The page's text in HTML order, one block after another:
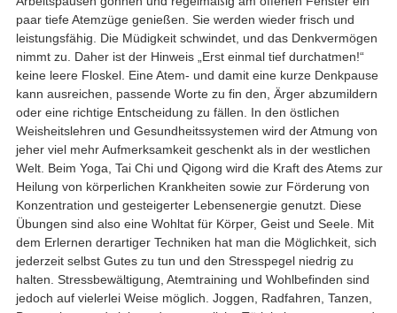
paar tiefe Atemzüge genießen. Sie werden wieder frisch und
leistungsfähig. Die Müdigkeit schwindet, und das Denkvermögen
nimmt zu. Daher ist der Hinweis „Erst einmal tief durchatmen!“
keine leere Floskel. Eine Atem- und damit eine kurze Denkpause
kann ausreichen, passende Worte zu fin den, Ärger abzumildern
oder eine richtige Entscheidung zu fällen. In den östlichen
Weisheitslehren und Gesundheitssystemen wird der Atmung von
jeher viel mehr Aufmerksamkeit geschenkt als in der westlichen
Welt. Beim Yoga, Tai Chi und Qigong wird die Kraft des Atems zur
Heilung von körperlichen Krankheiten sowie zur Förderung von
Konzentration und gesteigerter Lebensenergie genutzt. Diese
Übungen sind also eine Wohltat für Körper, Geist und Seele. Mit
dem Erlernen derartiger Techniken hat man die Möglichkeit, sich
jederzeit selbst Gutes zu tun und den Stresspegel niedrig zu
halten. Stressbewältigung, Atemtraining und Wohlbefinden sind
jedoch auf vielerlei Weise möglich. Joggen, Radfahren, Tanzen,